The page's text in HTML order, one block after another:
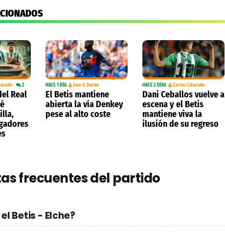
2
Real
HACE 1 DÍA Jose A. Durán
El Betis mantiene
abierta la vía Denkey
pese al alto coste
HACE 2 DÍAS Carlos Colorado
Dani Ceballos vuelve a
escena y el Betis
mantiene viva la
ilusión de su regreso
frecuentes del partido
Betis - Elche?